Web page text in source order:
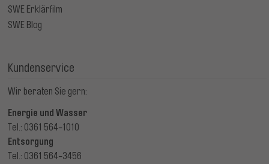
SWE Erklärfilm
SWE Blog
Kundenservice
Wir beraten Sie gern:
Energie und Wasser
Tel.: 0361 564-1010
Entsorgung
Tel.: 0361 564-3456